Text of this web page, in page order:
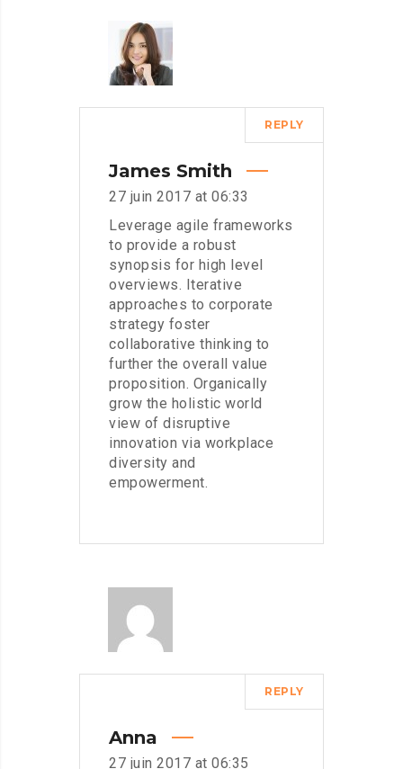
James Smith
27 juin 2017 at 06:33
REPLY
Leverage agile frameworks
to provide a robust
synopsis for high level
overviews. Iterative
approaches to corporate
strategy foster
collaborative thinking to
further the overall value
proposition. Organically
grow the holistic world
view of disruptive
innovation via workplace
diversity and
empowerment.
Anna
27 juin 2017 at 06:35
REPLY